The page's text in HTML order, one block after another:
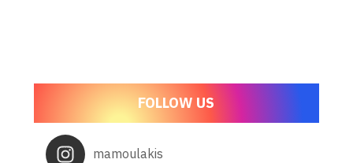
mamoulakis
FOLLOW US